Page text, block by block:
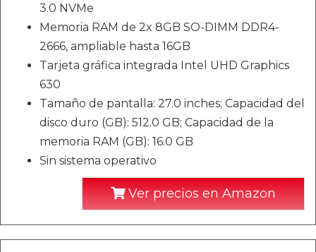
3.0 NVMe
Memoria RAM de 2x 8GB SO-DIMM DDR4-
2666, ampliable hasta 16GB
Tarjeta gráfica integrada Intel UHD Graphics
630
Tamaño de pantalla: 27.0 inches; Capacidad del
disco duro (GB): 512.0 GB; Capacidad de la
memoria RAM (GB): 16.0 GB
Sin sistema operativo
Ver precios en Amazon